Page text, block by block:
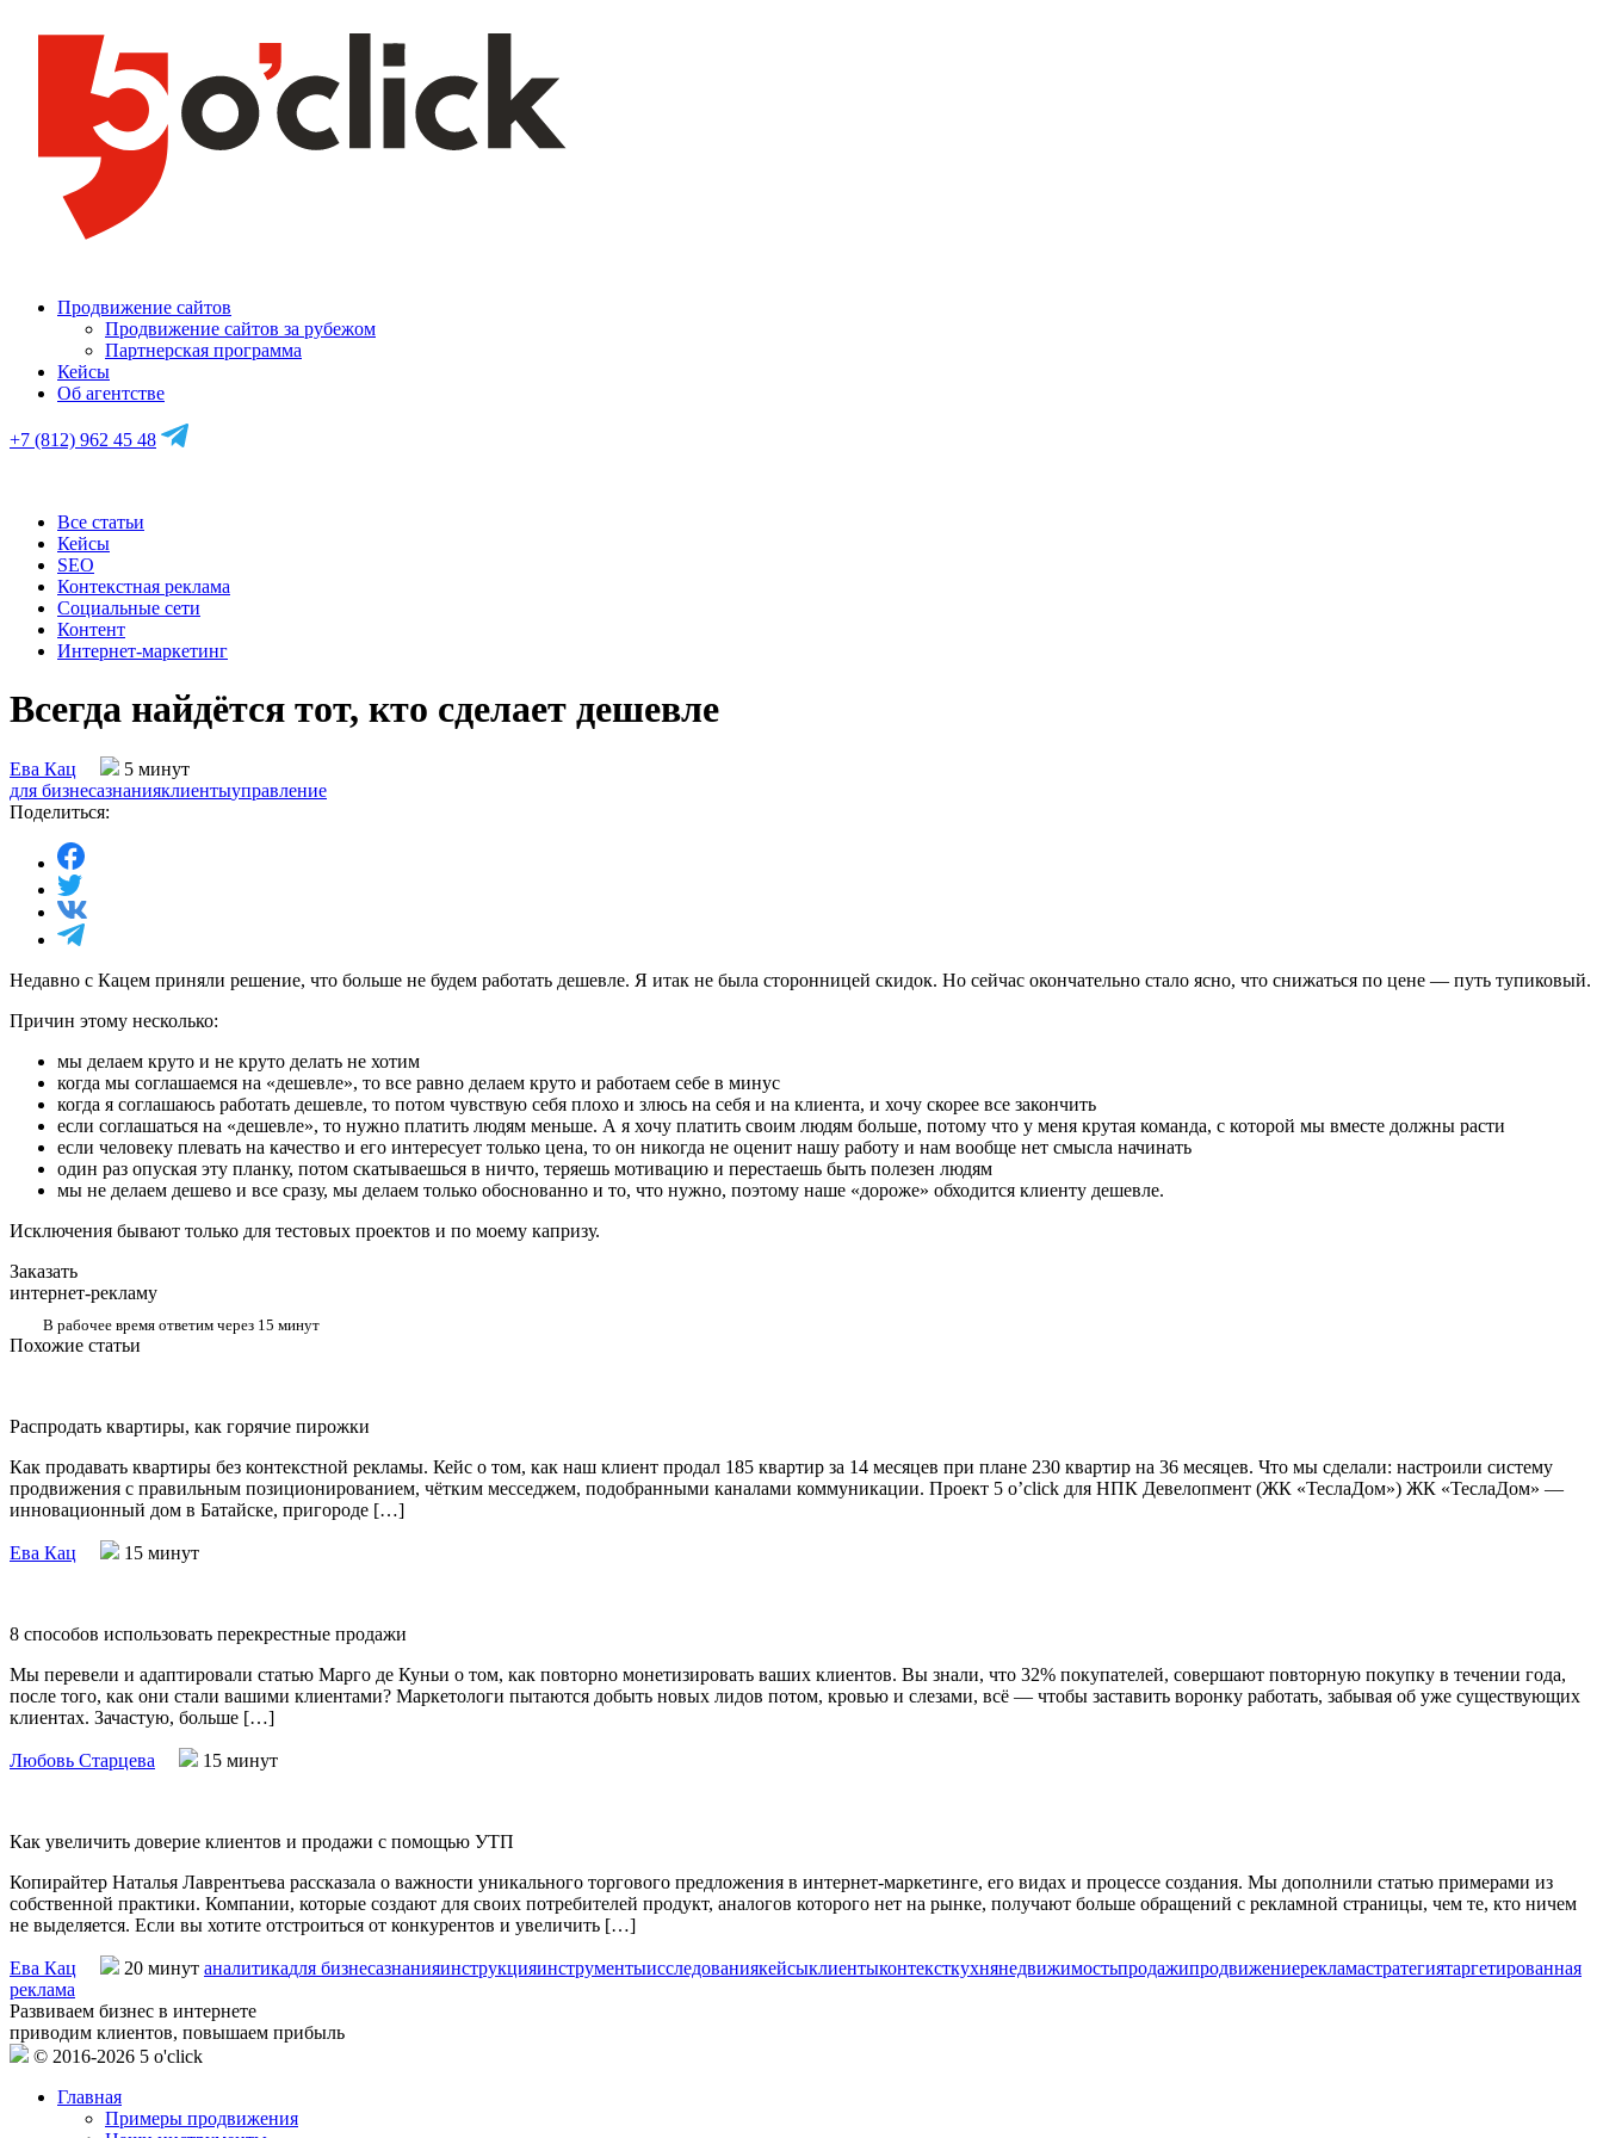
Продвижение сайтов
Продвижение сайтов за рубежом
Партнерская программа
Кейсы
Об агентстве
+7 (812) 962 45 48
Все статьи
Кейсы
SEO
Контекстная реклама
Социальные сети
Контент
Интернет-маркетинг
Всегда найдётся тот, кто сделает дешевле
Ева Кац
5 минут
для бизнесазнанияклиентыуправление
Поделиться:
Недавно с Кацем приняли решение, что больше не будем работать дешевле. Я итак не была сторонницей скидок. Но сейчас окончательно стало ясно, что снижаться по цене — путь тупиковый.
Причин этому несколько:
мы делаем круто и не круто делать не хотим
когда мы соглашаемся на «дешевле», то все равно делаем круто и работаем себе в минус
когда я соглашаюсь работать дешевле, то потом чувствую себя плохо и злюсь на себя и на клиента, и хочу скорее все закончить
если соглашаться на «дешевле», то нужно платить людям меньше. А я хочу платить своим людям больше, потому что у меня крутая команда, с которой мы вместе должны расти
если человеку плевать на качество и его интересует только цена, то он никогда не оценит нашу работу и нам вообще нет смысла начинать
один раз опуская эту планку, потом скатываешься в ничто, теряешь мотивацию и перестаешь быть полезен людям
мы не делаем дешево и все сразу, мы делаем только обоснованно и то, что нужно, поэтому наше «дороже» обходится клиенту дешевле.
Исключения бывают только для тестовых проектов и по моему капризу.
Заказать
интернет-рекламу
В рабочее время ответим через 15 минут
Похожие статьи
Распродать квартиры, как горячие пирожки
Как продавать квартиры без контекстной рекламы. Кейс о том, как наш клиент продал 185 квартир за 14 месяцев при плане 230 квартир на 36 месяцев. Что мы сделали: настроили систему
продвижения с правильным позиционированием, чётким месседжем, подобранными каналами коммуникации. Проект 5 o’click для НПК Девелопмент (ЖК «ТеслаДом») ЖК «ТеслаДом» —
инновационный дом в Батайске, пригороде […]
Ева Кац 15 минут
8 способов использовать перекрестные продажи
Мы перевели и адаптировали статью Марго де Куньи о том, как повторно монетизировать ваших клиентов. Вы знали, что 32% покупателей, совершают повторную покупку в течении года,
после того, как они стали вашими клиентами? Маркетологи пытаются добыть новых лидов потом, кровью и слезами, всё — чтобы заставить воронку работать, забывая об уже существующих
клиентах. Зачастую, больше […]
Любовь Старцева 15 минут
Как увеличить доверие клиентов и продажи с помощью УТП
Копирайтер Наталья Лаврентьева рассказала о важности уникального торгового предложения в интернет-маркетинге, его видах и процессе создания. Мы дополнили статью примерами из
собственной практики. Компании, которые создают для своих потребителей продукт, аналогов которого нет на рынке, получают больше обращений с рекламной страницы, чем те, кто ничем
не выделяется. Если вы хотите отстроиться от конкурентов и увеличить […]
Ева Кац 20 минут аналитикадля бизнесазнанияинструкцияинструментыисследованиякейсыклиентыконтексткухнянедвижимостьпродажипродвижениерекламастратегиятаргетированная
реклама
Развиваем бизнес в интернете
приводим клиентов, повышаем прибыль
© 2016-2026 5 o'click
Главная
Примеры продвижения